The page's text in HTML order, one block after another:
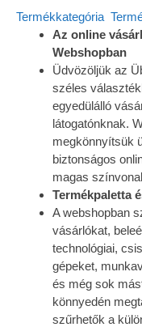
Termékkategória
Az online
Webshopban
Üdvözöljük az
széles
egyedülálló
látogatónknak.
megkönnyítsük
biztonságos
magas
Termékpaletta
A webshopban
vásárlókat,
technológiai,
gépeket,
és még sok
könnyedén
szűrhetők a